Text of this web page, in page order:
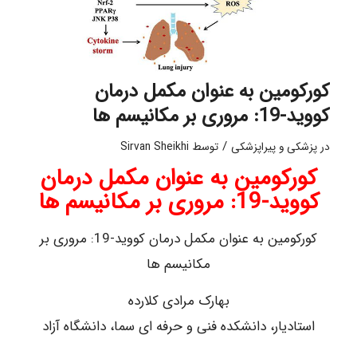
کورکومین به عنوان مکمل درمان
کووید-19: مروری بر مکانیسم ها
درپزشکی و پیراپزشکی / توسط Sirvan Sheikhi
کورکومین به عنوان مکمل درمان
کووید-19: مروری بر مکانیسم ها
کورکومین به عنوان مکمل درمان کووید-19: مروری بر
مکانیسم ها
بهارک مرادی کلارده
استادیار، دانشکده فنی و حرفه ای سما، دانشگاه آزاد